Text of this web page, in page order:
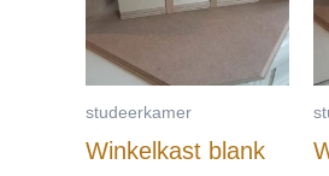
studeerkamer
Winkelkast blank